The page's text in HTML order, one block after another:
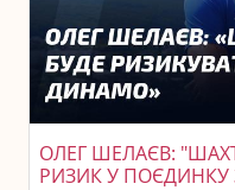
ОЛЕГ ШЕЛАЄВ:
РИЗИК У